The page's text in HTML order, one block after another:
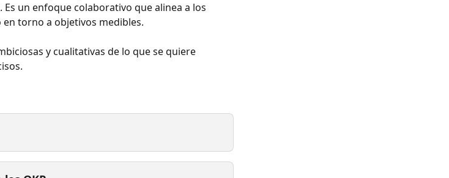
un enfoque colaborativo que alinea a los
torno a objetivos medibles.
y cualitativas de lo que se quiere